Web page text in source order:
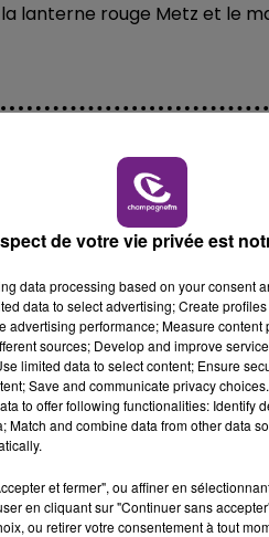
10h00 - 14h00
LE TICKET DE CAISSE
lanterne rouge Metz et le
DU TRAVAIL
SUR LES
que les dates de début
s'est avéré être plus
du Travail en profite
conditions de...
de votre vie privée est
data processing based on your consent
data to select advertising; Create
advertising performance; Measure
sources; Develop and improve
limited data to select content; Ensure
Save and communicate privacy
to offer following functionalities: Identify
and combine data from other data
et fermer", ou affiner en
en cliquant sur "Continuer sans
ou retirer votre consentement à tout